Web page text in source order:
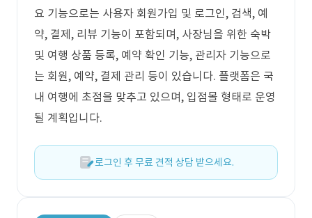
요 기능으로는 사용자 회원가입 및 로그인, 검색, 예
약, 결제, 리뷰 기능이 포함되며, 사장님을 위한 숙박
및 여행 상품 등록, 예약 확인 기능, 관리자 기능으로
는 회원, 예약, 결제 관리 등이 있습니다. 플랫폼은 국
내 여행에 초점을 맞추고 있으며, 입점몰 형태로 운영
될 계획입니다.
로그인 후 무료 견적 상담 받으세요.